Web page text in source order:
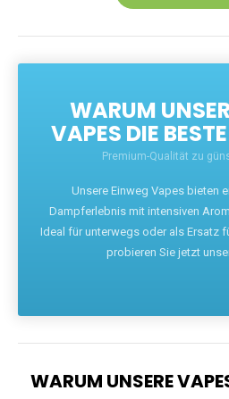
WARUM
VAPES DIE
Premium-Qualität zu
Unsere Einweg Vapes bieten
Dampferlebnis mit intensiven
Ideal für unterwegs oder als Ersatz
probieren Sie jetzt
WARUM UNSERE